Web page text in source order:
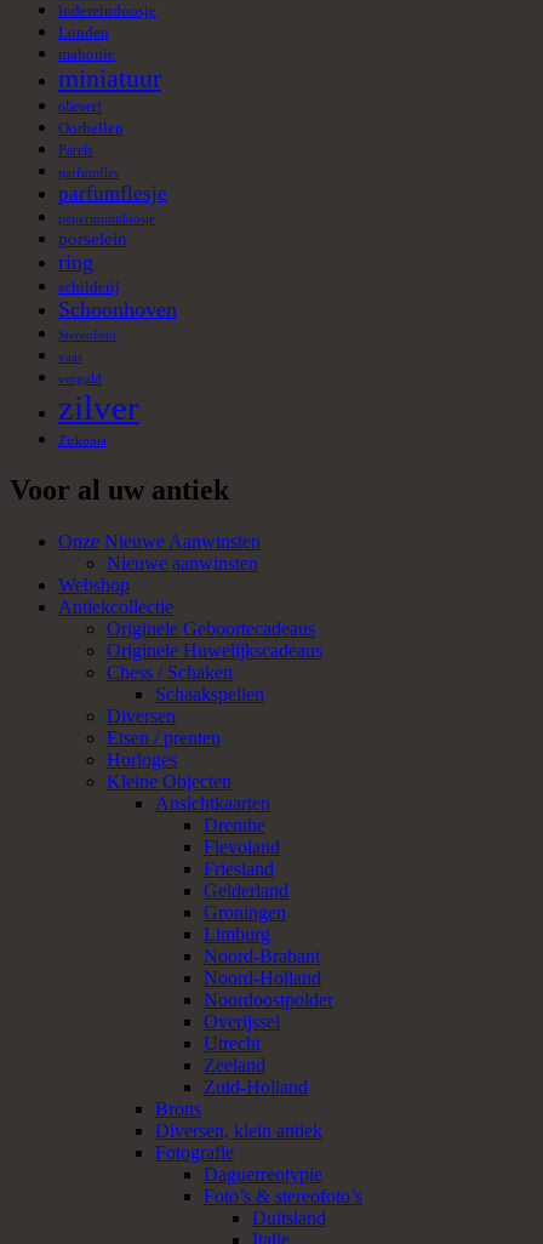
lodereindoosje
Londen
mahonie
miniatuur
olieverf
Oorbellen
Parels
parfumfles
parfumflesje
pepermuntdoosje
porselein
ring
schilderij
Schoonhoven
Stereofoto
vaas
verguld
zilver
Zirkonia
Voor al uw antiek
Onze Nieuwe Aanwinsten
Nieuwe aanwinsten
Webshop
Antiekcollectie
Originele Geboortecadeaus
Originele Huwelijkscadeaus
Chess / Schaken
Schaakspellen
Diversen
Etsen / prenten
Horloges
Kleine Objecten
Ansichtkaarten
Drenthe
Flevoland
Friesland
Gelderland
Groningen
Limburg
Noord-Brabant
Noord-Holland
Noordoostpolder
Overijssel
Utrecht
Zeeland
Zuid-Holland
Brons
Diversen, klein antiek
Fotografie
Daguerreotypie
Foto’s & stereofoto’s
Duitsland